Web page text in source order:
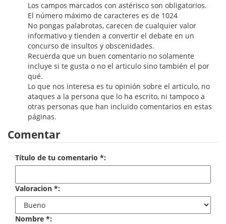
Cuentos y relatos
Deportes
Derecho
Discos deVinilo. LP
Divulgación científica
Economía
Enciclopedias
Ensayo literario
Filosofía
Los campos marcados con astérisco son obligatorios.
El número máximo de caracteres es de 1024
No pongas palabrotas, carecen de cualquier valor
informativo y tienden a convertir el debate en un
concurso de insultos y obscenidades.
Recuerda que un buen comentario no solamente
incluye si te gusta o no el articulo sino también el por
qué.
Lo que nos interesa es tu opinión sobre el articulo, no
ataques a la persona que lo ha escrito, ni tampoco a
otras personas que han incluido comentarios en estas
páginas.
Comentar
Título de tu comentario *:
Valoracion *:
Nombre *: